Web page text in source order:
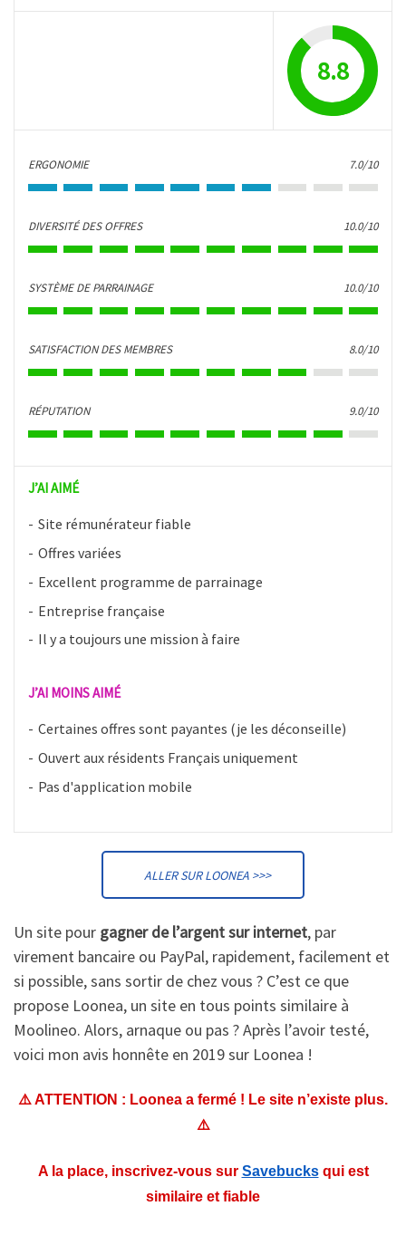
8.8
ERGONOMIE 7.0/10
DIVERSITÉ DES OFFRES 10.0/10
SYSTÈME DE PARRAINAGE 10.0/10
SATISFACTION DES MEMBRES 8.0/10
RÉPUTATION 9.0/10
J’AI AIMÉ
Site rémunérateur fiable
Offres variées
Excellent programme de parrainage
Entreprise française
Il y a toujours une mission à faire
J’AI MOINS AIMÉ
Certaines offres sont payantes (je les déconseille)
Ouvert aux résidents Français uniquement
Pas d'application mobile
ALLER SUR LOONEA >>>
Un site pour gagner de l’argent sur internet, par
virement bancaire ou PayPal, rapidement, facilement et
si possible, sans sortir de chez vous ? C’est ce que
propose Loonea, un site en tous points similaire à
Moolineo. Alors, arnaque ou pas ? Après l’avoir testé,
voici mon avis honnête en 2019 sur Loonea !
⚠️ ATTENTION : Loonea a fermé ! Le site n’existe plus.
⚠️
A la place, inscrivez-vous sur Savebucksqui est
similaire et fiable